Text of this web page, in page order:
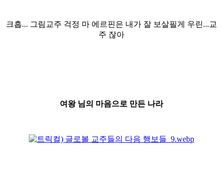
크흡... 그림교주 걱정 마 에르핀은 내가 잘 보살필게 우린...교
주 잖아
여왕 님의 마음으로 만든 나라